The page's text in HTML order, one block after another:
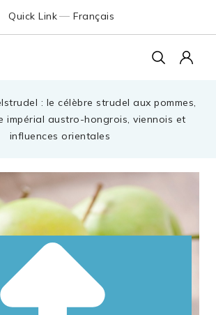
Français
Quick Link
: le célèbre strudel aux pommes,
impérial austro-hongrois, viennois et
influences orientales